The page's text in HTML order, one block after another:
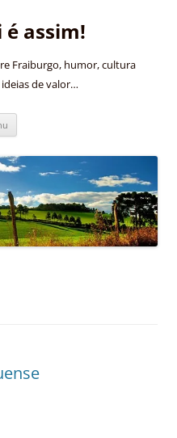
é assim!
Fraiburgo, humor, cultura
de valor…